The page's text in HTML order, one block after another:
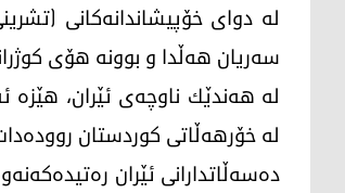
سه‌ریان هه‌ڵدا و بوونه‌ هۆی كوژرانی 230 كه‌س به‌ گوێره‌ی ئاماری فه‌رمی كۆماری
له‌ هه‌ندێك ناوچه‌ی ئێران،
له‌ خۆرهه‌ڵاتی كوردستان